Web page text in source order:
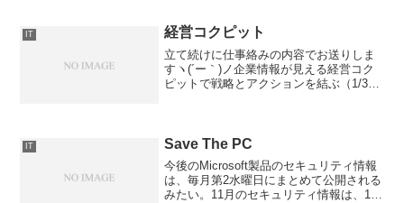
IT 経営コクピット
立て続けに仕事絡みの内容でお送りしま
すヽ(´ー｀)ノ企業情報が見える経営コク
ピットで戦略とアクションを結ぶ（1/3）
IT Save The PC
今後のMicrosoft製品のセキュリティ情報
は、毎月第2水曜日にまとめて公開される
みたい。11月のセキュリティ情報は、11